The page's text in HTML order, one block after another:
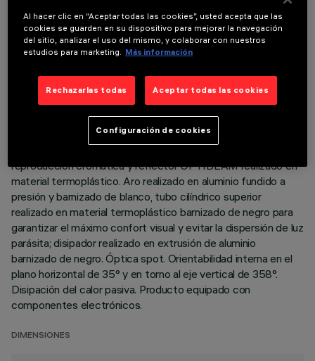
DATOS TÉCNICOS
Aparato redondo orientable destinado al uso de lámparas led
reproducción cromática y reflector OPTIBEAM realizado en
material termoplástico. Aro realizado en aluminio fundido a
presión y barnizado de blanco, tubo cilíndrico superior
realizado en material termoplástico barnizado de negro para
garantizar el máximo confort visual y evitar la dispersión de luz
parásita; disipador realizado en extrusión de aluminio
barnizado de negro. Óptica spot. Orientabilidad interna en el
plano horizontal de 35° y en torno al eje vertical de 358°.
Disipación del calor pasiva. Producto equipado con
componentes electrónicos.
DIMENSIONES
Al hacer clic en “Aceptar todas las cookies”, usted acepta que las
cookies se guarden en su dispositivo para mejorar la navegación
del sitio, analizar el uso del mismo, y colaborar con nuestros
estudios para marketing. Más información
Rechazarlas todas Aceptar todas las cookies
Configuración de cookies